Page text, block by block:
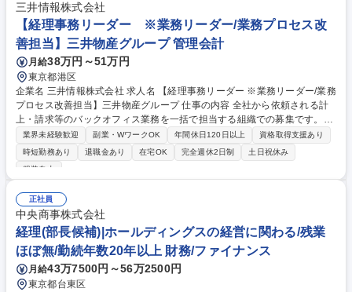
三井情報株式会社
【経理事務リーダー ※業務リーダー/業務プロセス改
善担当】三井物産グループ 管理会計
月給38万円～51万円
東京都港区
企業名 三井情報株式会社 求人名 【経理事務リーダー ※業務リーダー/業務
プロセス改善担当】三井物産グループ 仕事の内容 全社から依頼される計
上・請求等のバックオフィス業務を一括で担当する組織での募集です。経
理の定常事務業務をご担当いただきつつ、プロセス改善やシステム導入を
企画し、実現に向けて取り組んでいただきます。 以下業務の中から、ご経
験を踏まえて決定した業務を担当いただきます。 ■制度会計に基づく債権
不備がないか確認） ■輸出入代金決済等、外国為替関連事務 ■資金受払等
関連業務 ■モニタリング等プロセス管理を通じた内部統制対応 募集職種
【経理事務リーダー ※業務リーダー/業務プロセス改善担当】三井物産グ
ループ
業界未経験歓迎 副業・WワークOK 年間休日120日以上
資格取得支援あり
時短勤務あり
退職金あり 在宅OK 完全週休2日制
土日祝休み
服装自由
正社員
中央商事株式会社
経理(部長候補)|ホールディングスの経営に関わる/残業
ほぼ無/勤続年数20年以上 財務/ファイナンス
月給43万7500円～56万2500円
東京都台東区